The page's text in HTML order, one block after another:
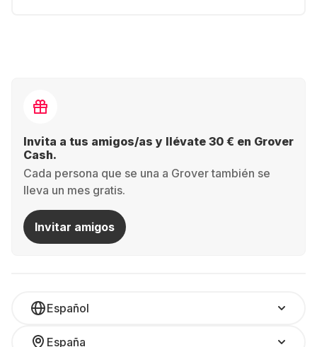
Invita a tus amigos/as y llévate 30 € en Grover
Cash.
Cada persona que se una a Grover también se
lleva un mes gratis.
Invitar amigos
Español
España